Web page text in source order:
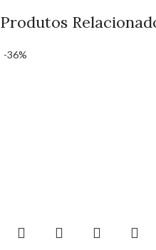
Produtos
-36%